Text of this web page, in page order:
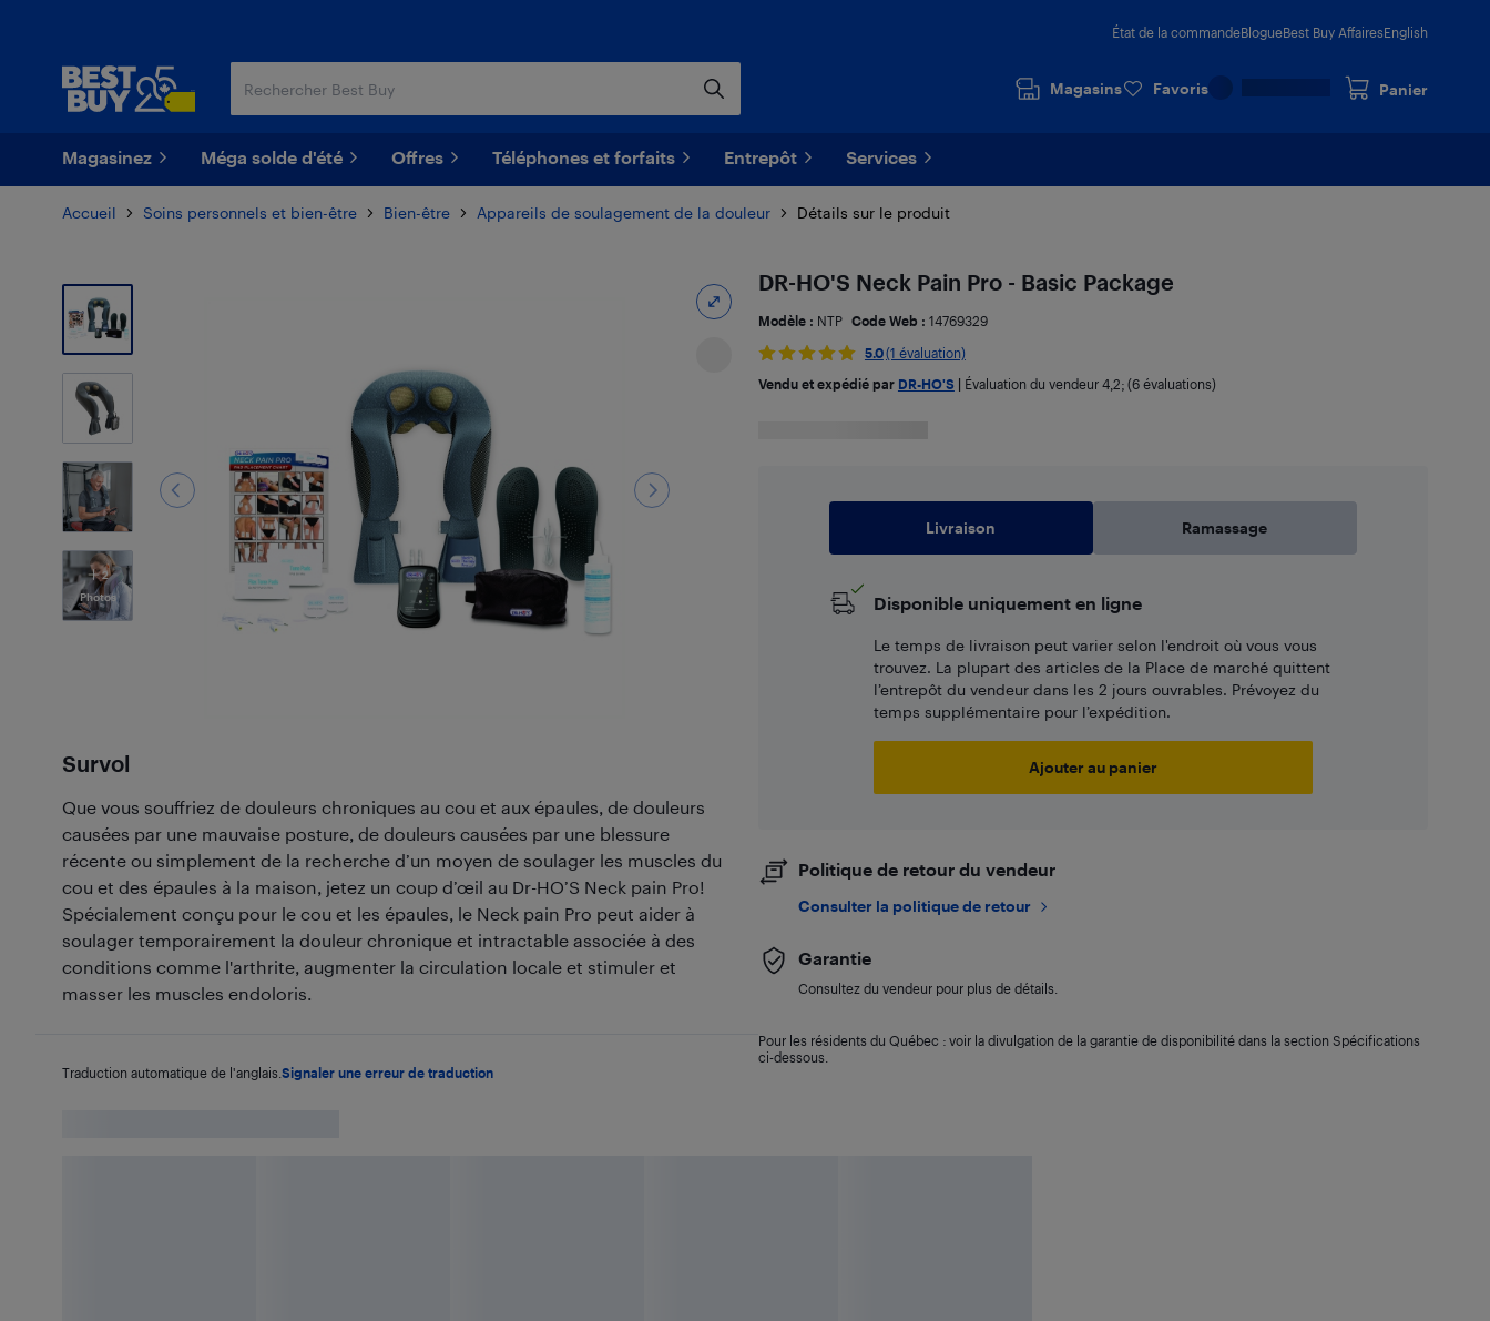
État de la commandeBlogueBest Buy AffairesEnglish
Magasins Favoris Panier
Magasinez Méga solde d'été Offres Téléphones et forfaits Entrepôt Services
Accueil Soins personnels et bien-être Bien-être Appareils de soulagement de la douleur Détails sur le produit
2
Photos
Survol
Que vous souffriez de douleurs chroniques au cou et aux épaules, de douleurs
causées par une mauvaise posture, de douleurs causées par une blessure
récente ou simplement de la recherche d’un moyen de soulager les muscles du
cou et des épaules à la maison, jetez un coup d’œil au Dr-HO’S Neck pain Pro!
Spécialement conçu pour le cou et les épaules, le Neck pain Pro peut aider à
soulager temporairement la douleur chronique et intractable associée à des
conditions comme l'arthrite, augmenter la circulation locale et stimuler et
masser les muscles endoloris.
Traduction automatique de l'anglais. Signaler une erreur de traduction
DR-HO'S Neck Pain Pro - Basic Package
Modèle : NTP Code Web : 14769329
5.0(1 évaluation)
Vendu et expédié par DR-HO'S Évaluation du vendeur 4,2; (6 évaluations)
Livraison Ramassage
Disponible uniquement en ligne
Le temps de livraison peut varier selon l'endroit où vous vous
trouvez. La plupart des articles de la Place de marché quittent
l’entrepôt du vendeur dans les 2 jours ouvrables. Prévoyez du
temps supplémentaire pour l’expédition.
Ajouter au panier
Politique de retour du vendeur
Consulter la politique de retour
Garantie
Consultez du vendeur pour plus de détails.
Pour les résidents du Québec : voir la divulgation de la garantie de disponibilité dans la section Spécifications
ci-dessous.